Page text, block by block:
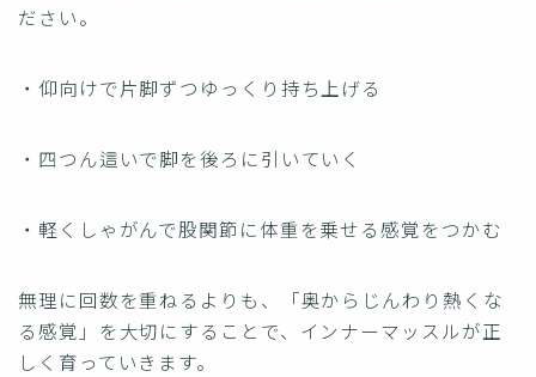
ださい。
・仰向けで片脚ずつゆっくり持ち上げる
・四つん這いで脚を後ろに引いていく
・軽くしゃがんで股関節に体重を乗せる感覚をつかむ
無理に回数を重ねるよりも、「奥からじんわり熱くな
る感覚」を大切にすることで、インナーマッスルが正
しく育っていきます。